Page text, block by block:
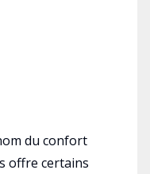
du confort
offre certains